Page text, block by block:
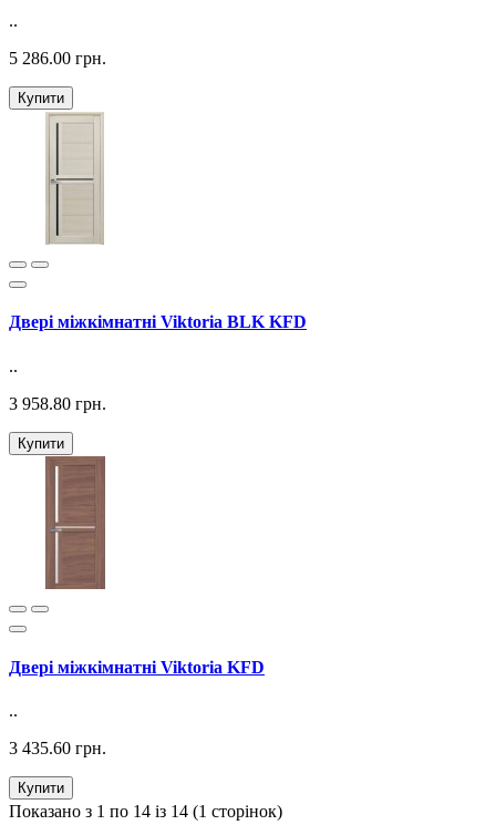
..
5 286.00 грн.
Купити
Двері міжкімнатні Viktoria BLK KFD
..
3 958.80 грн.
Купити
Двері міжкімнатні Viktoria KFD
..
3 435.60 грн.
Купити
Показано з 1 по 14 із 14 (1 сторінок)